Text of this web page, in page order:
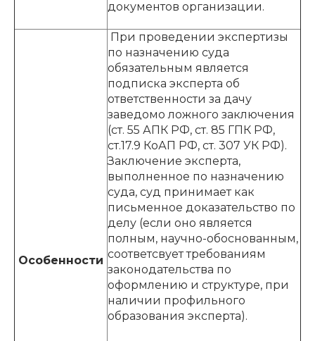
документов организации.
Особенности
При проведении экспертизы
по назначению суда
обязательным является
подписка эксперта об
ответственности за дачу
заведомо ложного заключения
(ст. 55 АПК РФ, ст. 85 ГПК РФ,
ст.17.9 КоАП РФ, ст. 307 УК РФ).
Заключение эксперта,
выполненное по назначению
суда, суд принимает как
письменное доказательство по
делу (если оно является
полным, научно-обоснованным,
соответсвует требованиям
законодательства по
оформлению и структуре, при
наличии профильного
образования эксперта).